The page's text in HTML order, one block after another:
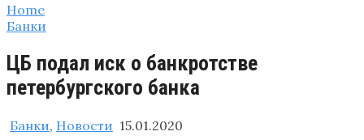
Home
Банки
ЦБ подал иск о банкротстве
петербургского банка
Банки, Новости 15.01.2020